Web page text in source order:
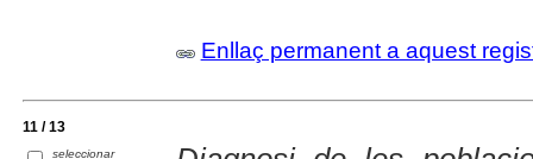
Enllaç permanent a aquest
11 / 13
seleccionar